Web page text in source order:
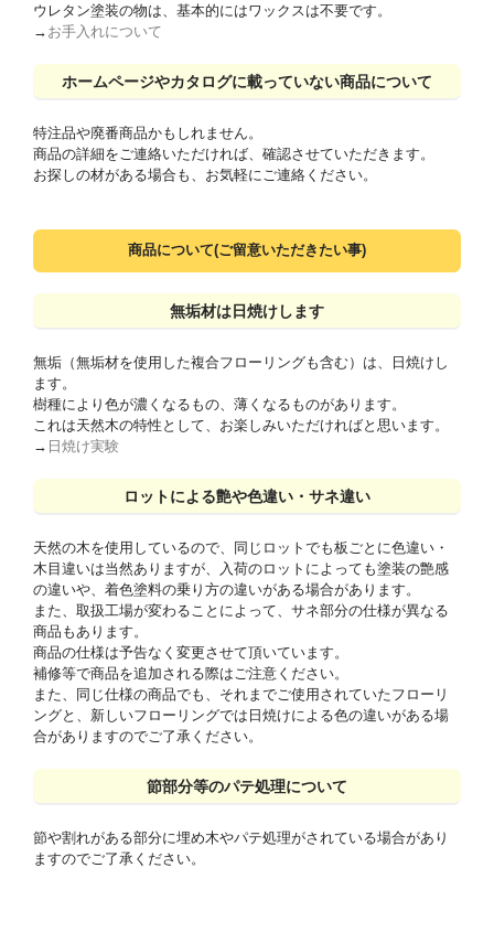
ウレタン塗装の物は、基本的にはワックスは不要です。
→ お手入れについて
ホームページやカタログに載っていない商品について
特注品や廃番商品かもしれません。
商品の詳細をご連絡いただければ、確認させていただきます。
お探しの材がある場合も、お気軽にご連絡ください。
商品について(ご留意いただきたい事)
無垢材は日焼けします
無垢（無垢材を使用した複合フローリングも含む）は、日焼けし
ます。
樹種により色が濃くなるもの、薄くなるものがあります。
これは天然木の特性として、お楽しみいただければと思います。
→ 日焼け実験
ロットによる艶や色違い・サネ違い
天然の木を使用しているので、同じロットでも板ごとに色違い・
木目違いは当然ありますが、入荷のロットによっても塗装の艶感
の違いや、着色塗料の乗り方の違いがある場合があります。
また、取扱工場が変わることによって、サネ部分の仕様が異なる
商品もあります。
商品の仕様は予告なく変更させて頂いています。
補修等で商品を追加される際はご注意ください。
また、同じ仕様の商品でも、それまでご使用されていたフローリ
ングと、新しいフローリングでは日焼けによる色の違いがある場
合がありますのでご了承ください。
節部分等のパテ処理について
節や割れがある部分に埋め木やパテ処理がされている場合があり
ますのでご了承ください。